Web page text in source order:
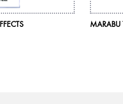
MARABU